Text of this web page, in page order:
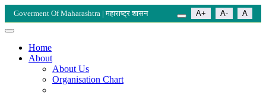
Goverment Of Maharashtra | महाराष्ट्र शासन A+ A- A
Home
About
About Us
Organisation Chart